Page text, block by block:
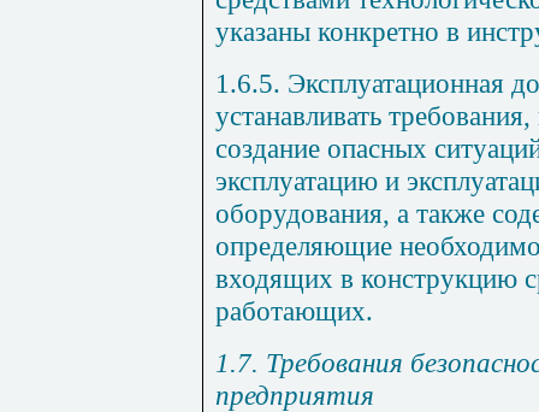
указаны конкретно в
1.6.5. Эксплуатационная
устанавливать
создание опасных
эксплуатацию и
оборудования, а также
определяющие
входящих в конструкцию
работающих.
1.7. Требования
предприятия